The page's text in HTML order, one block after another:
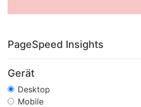
PageSpeed Insights
Gerät
Desktop
Mobile